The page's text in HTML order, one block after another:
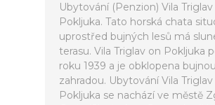
Ubytování (Penzion) Vila Triglav
Pokljuka. Tato horská chata
uprostřed bujných lesů má
terasu. Vila Triglav on Pokljuka
roku 1939 a je obklopena bujnou
zahradou. Ubytování Vila
Pokljuka se nachází ve městě